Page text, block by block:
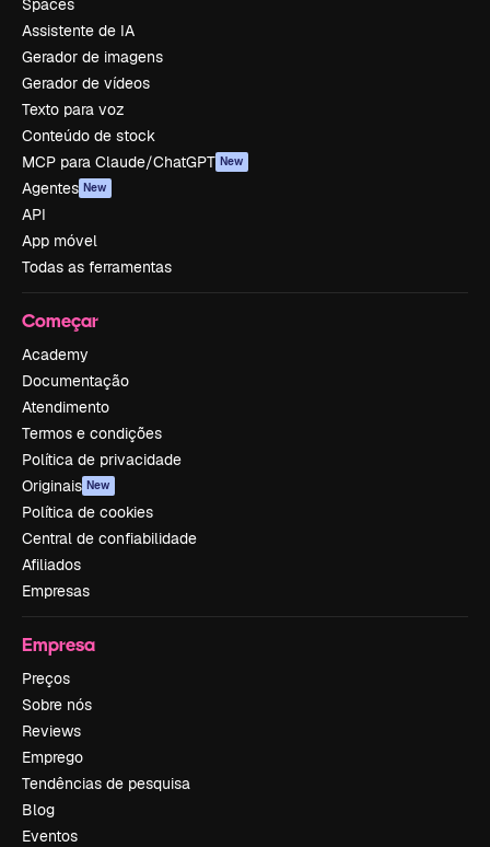
Spaces
Assistente de IA
Gerador de imagens
Gerador de vídeos
Texto para voz
Conteúdo de stock
MCP para Claude/ChatGPT New
Agentes New
API
App móvel
Todas as ferramentas
Começar
Academy
Documentação
Atendimento
Termos e condições
Política de privacidade
Originais New
Política de cookies
Central de confiabilidade
Afiliados
Empresas
Empresa
Preços
Sobre nós
Reviews
Emprego
Tendências de pesquisa
Blog
Eventos